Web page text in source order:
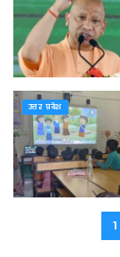
उत्तर प्रदेश
1